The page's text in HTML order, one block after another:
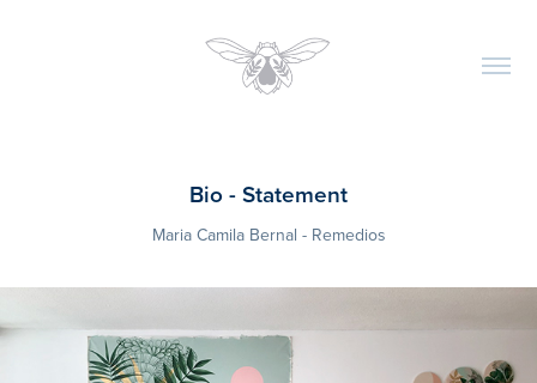
Bio - Statement
Maria Camila Bernal - Remedios